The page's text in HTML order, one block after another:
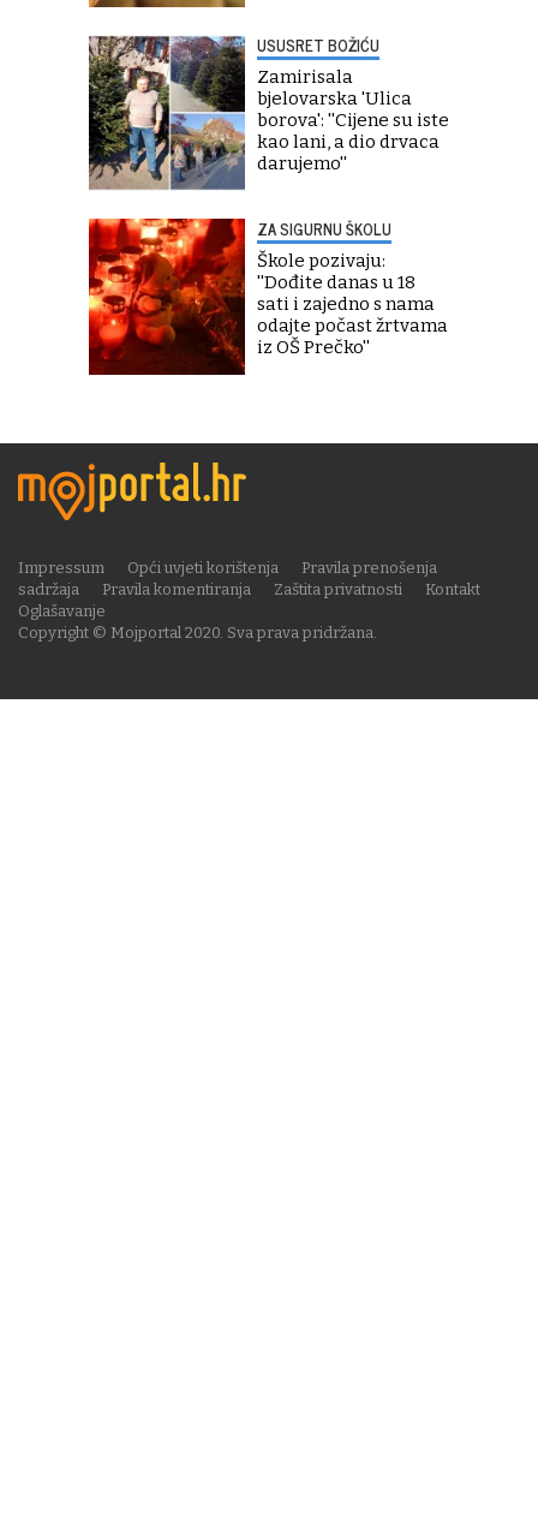
USUSRET BOŽIĆU
Zamirisala
bjelovarska 'Ulica
borova': ''Cijene su iste
kao lani, a dio drvaca
darujemo''
ZA SIGURNU ŠKOLU
Škole pozivaju:
''Dođite danas u 18
sati i zajedno s nama
odajte počast žrtvama
iz OŠ Prečko''
Copyright © Mojportal 2020. Sva prava pridržana.
Impressum Opći uvjeti korištenja
Pravila prenošenja
sadržaja
Pravila komentiranja Zaštita privatnosti
Kontakt
Oglašavanje